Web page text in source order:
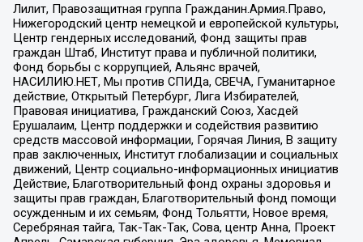
Лилит, Правозащитная группа Гражданин.Армия.Право,
Нижегородский центр немецкой и европейской культуры,
Центр гендерных исследований, Фонд защиты прав
граждан Штаб, Институт права и публичной политики,
Фонд борьбы с коррупцией, Альянс врачей,
НАСИЛИЮ.НЕТ, Мы против СПИДа, СВЕЧА, Гуманитарное
действие, Открытый Петербург, Лига Избирателей,
Правовая инициатива, Гражданский Союз, Хасдей
Ерушалаим, Центр поддержки и содействия развитию
средств массовой информации, Горячая Линия, В защиту
прав заключенных, Институт глобализации и социальных
движений, Центр социально-информационных инициатив
Действие, Благотворительный фонд охраны здоровья и
защиты прав граждан, Благотворительный фонд помощи
осужденным и их семьям, Фонд Тольятти, Новое время,
Серебряная тайга, Так-Так-Так, Сова, центр Анна, Проект